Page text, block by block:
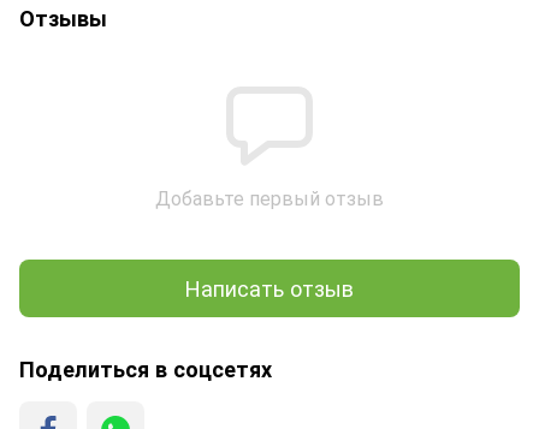
Отзывы
Добавьте первый отзыв
Написать отзыв
Поделиться в соцсетях